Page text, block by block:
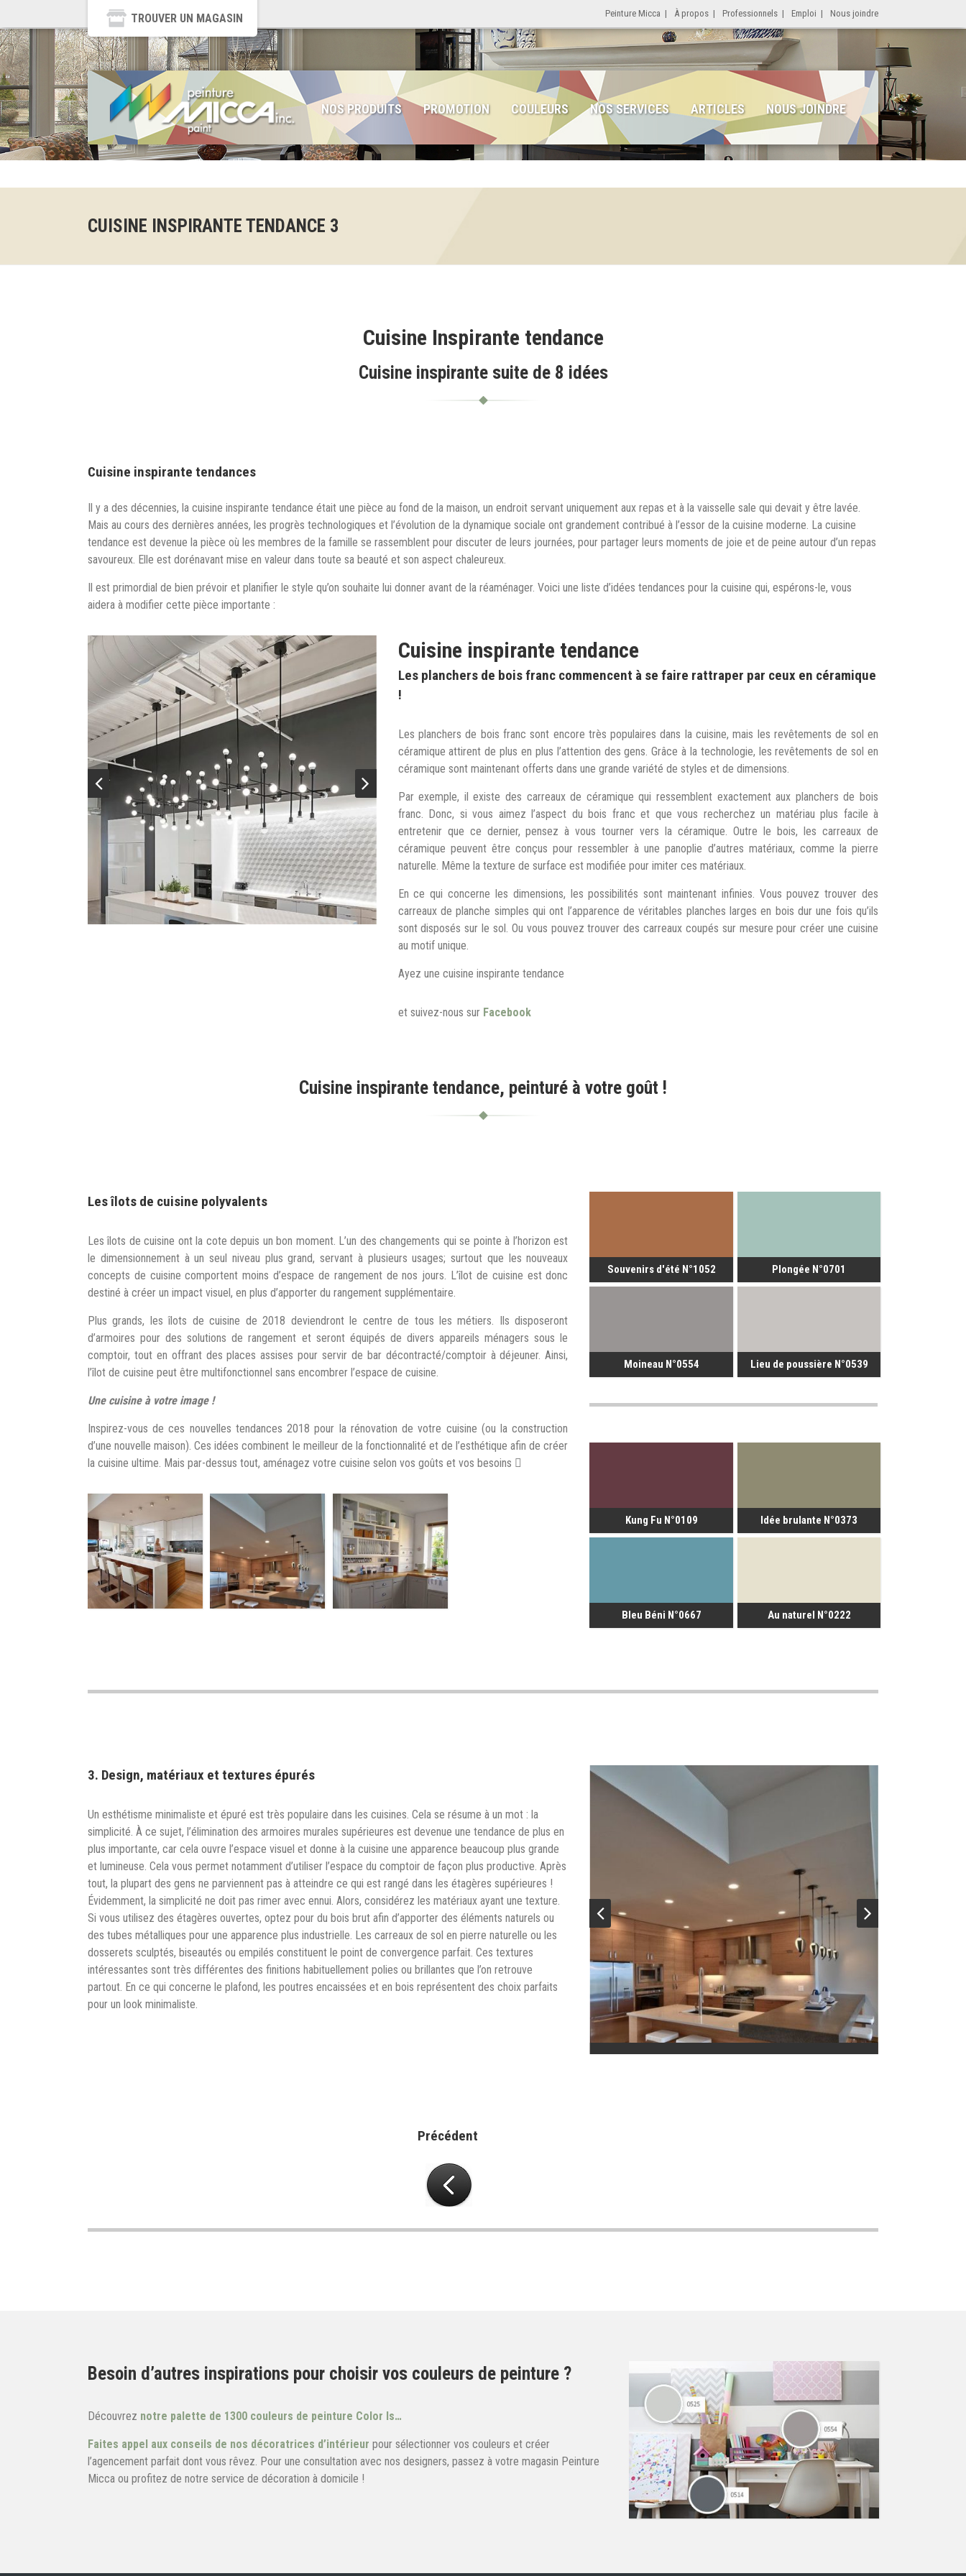
TROUVER UN MAGASIN Peinture Micca | À propos | Professionnels | Emploi | Nous joindre
NOS PRODUITS PROMOTION COULEURS NOS SERVICES ARTICLES NOUS JOINDRE
CUISINE INSPIRANTE TENDANCE 3
Cuisine Inspirante tendance
Cuisine inspirante suite de 8 idées
Cuisine inspirante tendances
Il y a des décennies, la cuisine inspirante tendance était une pièce au fond de la maison, un endroit servant uniquement aux repas et à la vaisselle sale qui devait y être lavée.
Mais au cours des dernières années, les progrès technologiques et l’évolution de la dynamique sociale ont grandement contribué à l’essor de la cuisine moderne. La cuisine
tendance est devenue la pièce où les membres de la famille se rassemblent pour discuter de leurs journées, pour partager leurs moments de joie et de peine autour d’un repas
savoureux. Elle est dorénavant mise en valeur dans toute sa beauté et son aspect chaleureux.
Il est primordial de bien prévoir et planifier le style qu’on souhaite lui donner avant de la réaménager. Voici une liste d’idées tendances pour la cuisine qui, espérons-le, vous
aidera à modifier cette pièce importante :
Cuisine inspirante tendance
Les planchers de bois franc commencent à se faire rattraper par ceux en céramique
!
Les planchers de bois franc sont encore très populaires dans la cuisine, mais les revêtements de sol en
céramique attirent de plus en plus l’attention des gens. Grâce à la technologie, les revêtements de sol en
céramique sont maintenant offerts dans une grande variété de styles et de dimensions.
Par exemple, il existe des carreaux de céramique qui ressemblent exactement aux planchers de bois
franc. Donc, si vous aimez l’aspect du bois franc et que vous recherchez un matériau plus facile à
entretenir que ce dernier, pensez à vous tourner vers la céramique. Outre le bois, les carreaux de
céramique peuvent être conçus pour ressembler à une panoplie d’autres matériaux, comme la pierre
naturelle. Même la texture de surface est modifiée pour imiter ces matériaux.
En ce qui concerne les dimensions, les possibilités sont maintenant infinies. Vous pouvez trouver des
carreaux de planche simples qui ont l’apparence de véritables planches larges en bois dur une fois qu’ils
sont disposés sur le sol. Ou vous pouvez trouver des carreaux coupés sur mesure pour créer une cuisine
au motif unique.
Ayez une cuisine inspirante tendance
et suivez-nous sur Facebook
Cuisine inspirante tendance, peinturé à votre goût !
Les îlots de cuisine polyvalents
Les îlots de cuisine ont la cote depuis un bon moment. L’un des changements qui se pointe à l’horizon est
le dimensionnement à un seul niveau plus grand, servant à plusieurs usages; surtout que les nouveaux
concepts de cuisine comportent moins d’espace de rangement de nos jours. L’îlot de cuisine est donc
destiné à créer un impact visuel, en plus d’apporter du rangement supplémentaire.
Plus grands, les îlots de cuisine de 2018 deviendront le centre de tous les métiers. Ils disposeront
d’armoires pour des solutions de rangement et seront équipés de divers appareils ménagers sous le
comptoir, tout en offrant des places assises pour servir de bar décontracté/comptoir à déjeuner. Ainsi,
l’îlot de cuisine peut être multifonctionnel sans encombrer l’espace de cuisine.
Une cuisine à votre image !
Inspirez-vous de ces nouvelles tendances 2018 pour la rénovation de votre cuisine (ou la construction
d’une nouvelle maison). Ces idées combinent le meilleur de la fonctionnalité et de l’esthétique afin de créer
la cuisine ultime. Mais par-dessus tout, aménagez votre cuisine selon vos goûts et vos besoins 
Souvenirs d'été N°1052 Plongée N°0701
Moineau N°0554 Lieu de poussière N°0539
Kung Fu N°0109 Idée brulante N°0373
Bleu Béni N°0667 Au naturel N°0222
3. Design, matériaux et textures épurés
Un esthétisme minimaliste et épuré est très populaire dans les cuisines. Cela se résume à un mot : la
simplicité. À ce sujet, l’élimination des armoires murales supérieures est devenue une tendance de plus en
plus importante, car cela ouvre l’espace visuel et donne à la cuisine une apparence beaucoup plus grande
et lumineuse. Cela vous permet notamment d’utiliser l’espace du comptoir de façon plus productive. Après
tout, la plupart des gens ne parviennent pas à atteindre ce qui est rangé dans les étagères supérieures !
Évidemment, la simplicité ne doit pas rimer avec ennui. Alors, considérez les matériaux ayant une texture.
Si vous utilisez des étagères ouvertes, optez pour du bois brut afin d’apporter des éléments naturels ou
des tubes métalliques pour une apparence plus industrielle. Les carreaux de sol en pierre naturelle ou les
dosserets sculptés, biseautés ou empilés constituent le point de convergence parfait. Ces textures
intéressantes sont très différentes des finitions habituellement polies ou brillantes que l’on retrouve
partout. En ce qui concerne le plafond, les poutres encaissées et en bois représentent des choix parfaits
pour un look minimaliste.
idées Cuisines tendances
Précédent
Besoin d’autres inspirations pour choisir vos couleurs de peinture ?
Découvrez notre palette de 1300 couleurs de peinture Color Is…
Faites appel aux conseils de nos décoratrices d’intérieur pour sélectionner vos couleurs et créer
l’agencement parfait dont vous rêvez. Pour une consultation avec nos designers, passez à votre magasin Peinture
Micca ou profitez de notre service de décoration à domicile !